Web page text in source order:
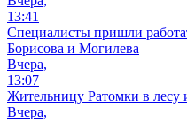
13:41
Специалисты пришли
Борисова и Могилева
Вчера,
13:07
Жительницу Ратомки в лесу
Вчера,